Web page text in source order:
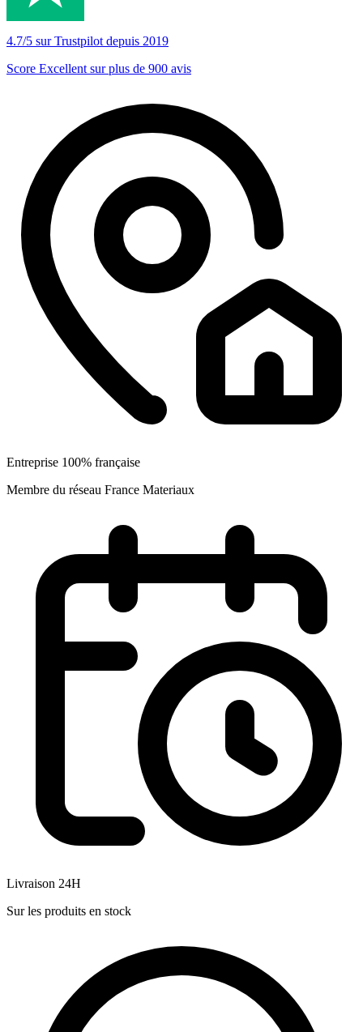
4.7/5 sur Trustpilot depuis 2019
Score Excellent sur plus de 900 avis
Entreprise 100% française
Membre du réseau France Materiaux
Livraison 24H
Sur les produits en stock